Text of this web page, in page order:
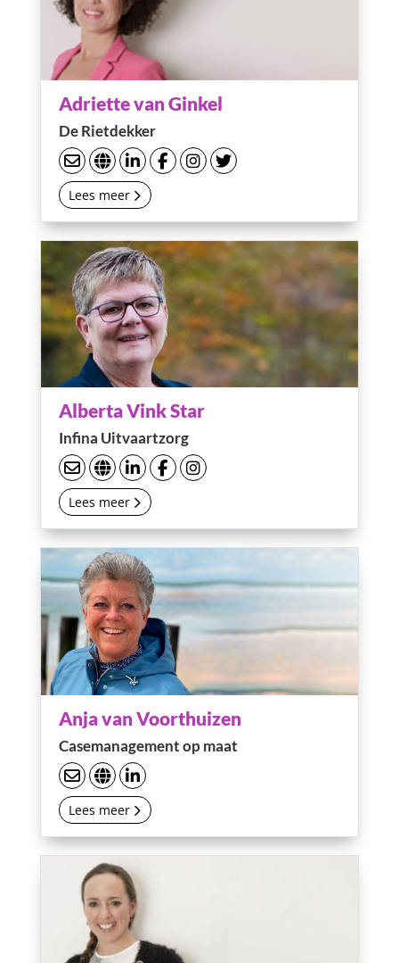
Adriette van Ginkel
De Rietdekker
Lees meer
Alberta Vink Star
Infina Uitvaartzorg
Lees meer
Anja van Voorthuizen
Casemanagement op maat
Lees meer